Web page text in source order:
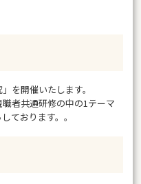
を開催いたします。
者共通研修の中の1テーマ
ております。。